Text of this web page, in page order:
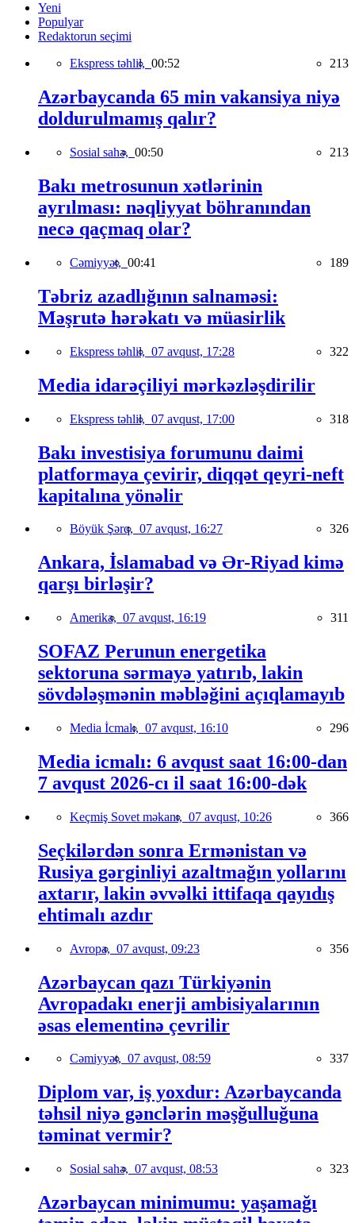
Yeni
Populyar
Redaktorun seçimi
Ekspress təhlil, 00:52 213
Azərbaycanda 65 min vakansiya niyə
doldurulmamış qalır?
Sosial sahə, 00:50 213
Bakı metrosunun xətlərinin
ayrılması: nəqliyyat böhranından
necə qaçmaq olar?
Cəmiyyət, 00:41 189
Təbriz azadlığının salnaməsi:
Məşrutə hərəkatı və müasirlik
Ekspress təhlil, 07 avqust, 17:28 322
Media idarəçiliyi mərkəzləşdirilir
Ekspress təhlil, 07 avqust, 17:00 318
Bakı investisiya forumunu daimi
platformaya çevirir, diqqət qeyri-neft
kapitalına yönəlir
Böyük Şərq, 07 avqust, 16:27 326
Ankara, İslamabad və Ər-Riyad kimə
qarşı birləşir?
Amerika, 07 avqust, 16:19 311
SOFAZ Perunun energetika
sektoruna sərmayə yatırıb, lakin
sövdələşmənin məbləğini açıqlamayıb
Media İcmalı, 07 avqust, 16:10 296
Media icmalı: 6 avqust saat 16:00-dan
7 avqust 2026-cı il saat 16:00-dək
Keçmiş Sovet məkanı, 07 avqust, 10:26 366
Seçkilərdən sonra Ermənistan və
Rusiya gərginliyi azaltmağın yollarını
axtarır, lakin əvvəlki ittifaqa qayıdış
ehtimalı azdır
Avropa, 07 avqust, 09:23 356
Azərbaycan qazı Türkiyənin
Avropadakı enerji ambisiyalarının
əsas elementinə çevrilir
Cəmiyyət, 07 avqust, 08:59 337
Diplom var, iş yoxdur: Azərbaycanda
təhsil niyə gənclərin məşğulluğuna
təminat vermir?
Sosial sahə, 07 avqust, 08:53 323
Azərbaycan minimumu: yaşamağı